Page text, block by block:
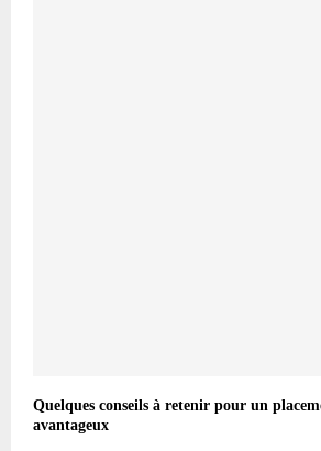
Quelques conseils à retenir pour un
avantageux